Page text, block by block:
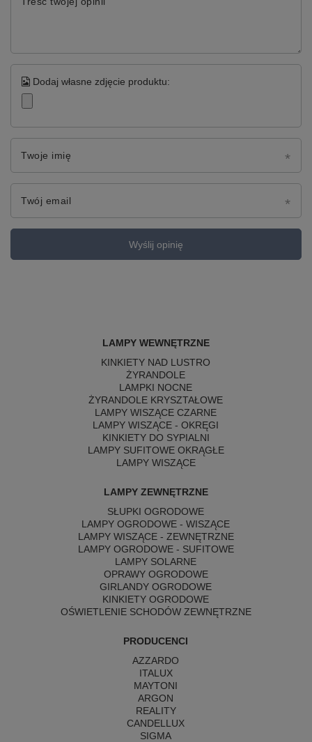
Dodaj własne zdjęcie produktu:
Twoje imię
Twój email
Wyślij opinię
LAMPY WEWNĘTRZNE
KINKIETY NAD LUSTRO
ŻYRANDOLE
LAMPKI NOCNE
ŻYRANDOLE KRYSZTAŁOWE
LAMPY WISZĄCE CZARNE
LAMPY WISZĄCE - OKRĘGI
KINKIETY DO SYPIALNI
LAMPY SUFITOWE OKRĄGŁE
LAMPY WISZĄCE
LAMPY ZEWNĘTRZNE
SŁUPKI OGRODOWE
LAMPY OGRODOWE - WISZĄCE
LAMPY WISZĄCE - ZEWNĘTRZNE
LAMPY OGRODOWE - SUFITOWE
LAMPY SOLARNE
OPRAWY OGRODOWE
GIRLANDY OGRODOWE
KINKIETY OGRODOWE
OŚWIETLENIE SCHODÓW ZEWNĘTRZNE
PRODUCENCI
AZZARDO
ITALUX
MAYTONI
ARGON
REALITY
CANDELLUX
SIGMA